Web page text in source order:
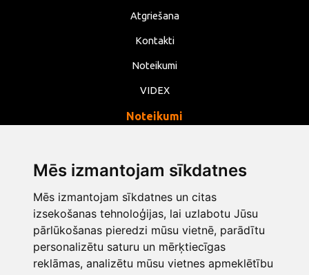
Mēs izmantojam sīkdatnes
Mēs izmantojam sīkdatnes un citas
izsekošanas tehnoloģijas, lai uzlabotu Jūsu
pārlūkošanas pieredzi mūsu vietnē, parādītu
personalizētu saturu un mērķtiecīgas
reklāmas, analizētu mūsu vietnes apmeklētību
Atgriešana
Kontakti
Noteikumi
VIDEX
Noteikumi
Noteikumi
Mainīt sīkdatņu iestatījumus
info@opentools.lv +371 26272360